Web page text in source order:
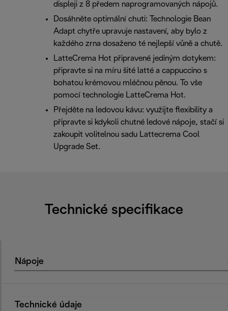
displeji z 8 předem naprogramovaných nápojů.
Dosáhněte optimální chuti: Technologie Bean
Adapt chytře upravuje nastavení, aby bylo z
každého zrna dosaženo té nejlepší vůně a chutě.
LatteCrema Hot připravené jediným dotykem:
připravte si na míru šité latté a cappuccino s
bohatou krémovou mléčnou pěnou. To vše
pomocí technologie LatteCrema Hot.
Přejděte na ledovou kávu: využijte flexibility a
připravte si kdykoli chutné ledové nápoje, stačí si
zakoupit volitelnou sadu Lattecrema Cool
Upgrade Set.
Technické specifikace
Nápoje
Technické údaje